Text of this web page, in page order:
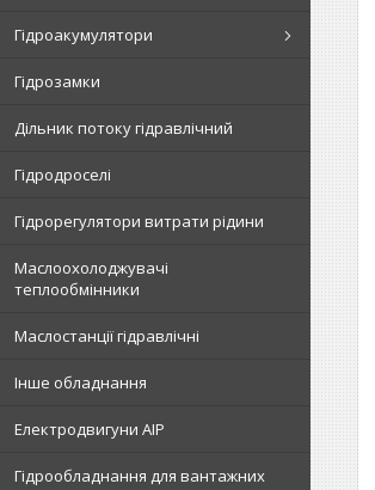
Гідроакумулятори
Гідрозамки
Дільник потоку гідравлічний
Гідродроселі
Гідрорегулятори витрати рідини
Маслоохолоджувачі
теплообмінники
Маслостанції гідравлічні
Інше обладнання
Електродвигуни АІР
Гідрообладнання для вантажних